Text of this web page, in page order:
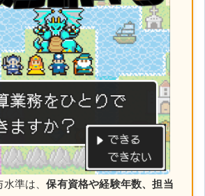
水準は、保有資格や経験年数、担当